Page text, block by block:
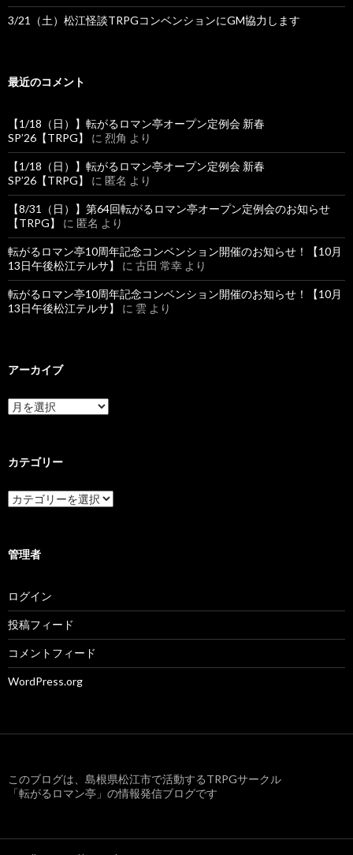
3/21（土）松江怪談TRPGコンベンションにGM協力します
最近のコメント
【1/18（日）】転がるロマン亭オープン定例会 新春
SP’26【TRPG】
に 烈角 より
【1/18（日）】転がるロマン亭オープン定例会 新春
SP’26【TRPG】
に 匿名 より
【8/31（日）】第64回転がるロマン亭オープン定例会のお知らせ
【TRPG】
に 匿名 より
転がるロマン亭10周年記念コンベンション開催のお知らせ！【10月
13日午後松江テルサ】
に 古田 常幸 より
転がるロマン亭10周年記念コンベンション開催のお知らせ！【10月
13日午後松江テルサ】
に 雲 より
アーカイブ
ア
ー
ブ
カテゴリー
カ
テ
ー
管理者
ログイン
投稿フィード
コメントフィード
WordPress.org
このブログは、島根県松江市で活動するTRPGサークル
「転がるロマン亭」の情報発信ブログです